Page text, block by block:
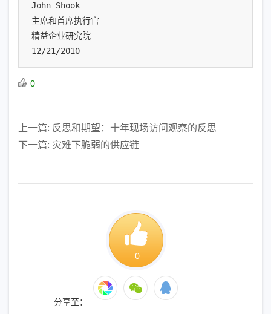
John Shook
主席和首席执行官
精益企业研究院
12/21/2010
0
上一篇: 反思和期望：十年现场访问观察的反思
下一篇: 灾难下脆弱的供应链
0
分享至：